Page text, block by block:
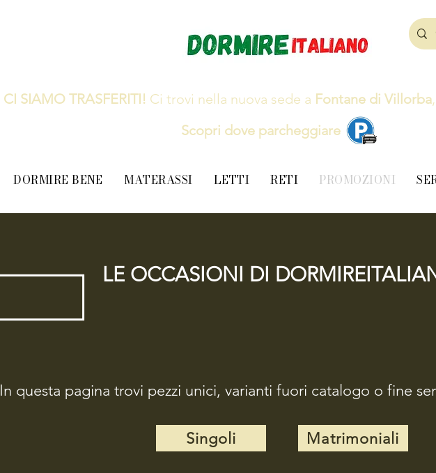
CI SIAMO TRASFERITI! Ci trovi nella nuova sede a Fontane di Villorba
Scopri dove parcheggiare
DORMIRE BENE MATERASSI LETTI RETI PROMOZIONI
In questa pagina trovi pezzi unici, varianti fuori catalogo o fine
LE OCCASIONI DI
Singoli Matrimoniali